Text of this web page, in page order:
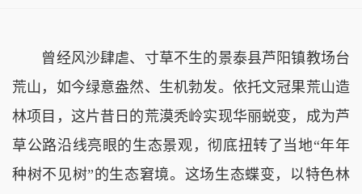
曾经风沙肆虐、寸草不生的景泰县芦阳镇教场台
荒山，如今绿意盎然、生机勃发。依托文冠果荒山造
林项目，这片昔日的荒漠秃岭实现华丽蜕变，成为芦
草公路沿线亮眼的生态景观，彻底扭转了当地“年年
种树不见树”的生态窘境。这场生态蝶变，以特色林